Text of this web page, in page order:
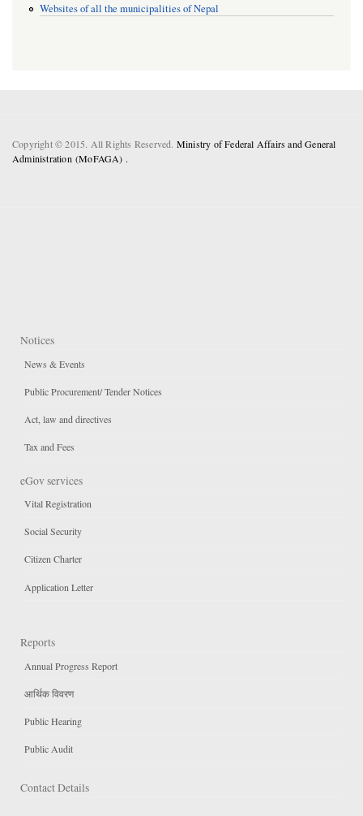
Websites of all the municipalities of Nepal
Copyright © 2015. All Rights Reserved. Ministry of Federal Affairs and General
Administration (MoFAGA) .
Notices
News & Events
Public Procurement/ Tender Notices
Act, law and directives
Tax and Fees
eGov services
Vital Registration
Social Security
Citizen Charter
Application Letter
Reports
Annual Progress Report
आर्थिक विवरण
Public Hearing
Public Audit
Contact Details